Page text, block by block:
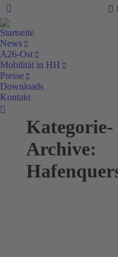
Facebook
Startseite
News
A26-Ost
Mobilität in HH
Presse
Downloads
Kontakt
Search:
Kategorie-
Archive: